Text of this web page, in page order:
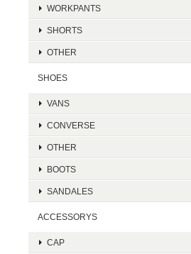
WORKPANTS
SHORTS
OTHER
SHOES
VANS
CONVERSE
OTHER
BOOTS
SANDALES
ACCESSORYS
CAP